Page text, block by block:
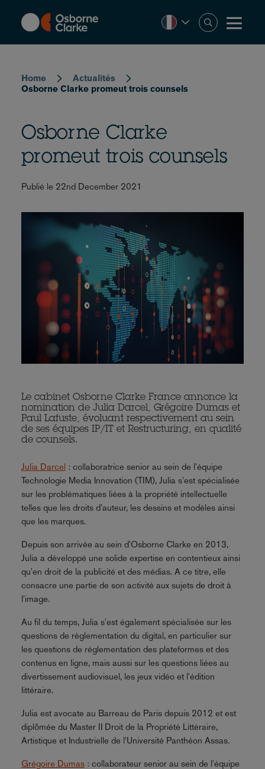
content
Home
Actualités
Osborne Clarke promeut trois counsels
Osborne Clarke
promeut trois counsels
Publié le 22nd December 2021
Le cabinet Osborne Clarke France annonce la
nomination de Julia Darcel, Grégoire Dumas et
Paul Lafuste, évoluant respectivement au sein
de ses équipes IP/IT et Restructuring, en qualité
de counsels.
Julia Darcel : collaboratrice senior au sein de l'équipe
Technologie Media Innovation (TIM), Julia s'est spécialisée
sur les problématiques liées à la propriété intellectuelle
telles que les droits d'auteur, les dessins et modèles ainsi
que les marques.
Depuis son arrivée au sein d'Osborne Clarke en 2013,
Julia a développé une solide expertise en contentieux ainsi
qu'en droit de la publicité et des médias. A ce titre, elle
consacre une partie de son activité aux sujets de droit à
l'image.
Au fil du temps, Julia s'est également spécialisée sur les
questions de règlementation du digital, en particulier sur
les questions de réglementation des plateformes et des
contenus en ligne, mais aussi sur les questions liées au
divertissement audiovisuel, les jeux vidéo et l'édition
littéraire.
Julia est avocate au Barreau de Paris depuis 2012 et est
diplômée du Master II Droit de la Propriété Littéraire,
Artistique et Industrielle de l'Université Panthéon Assas.
Grégoire Dumas: collaborateur senior au sein de l'équipe